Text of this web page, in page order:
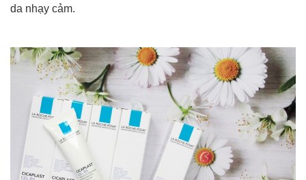
da nhạy cảm.